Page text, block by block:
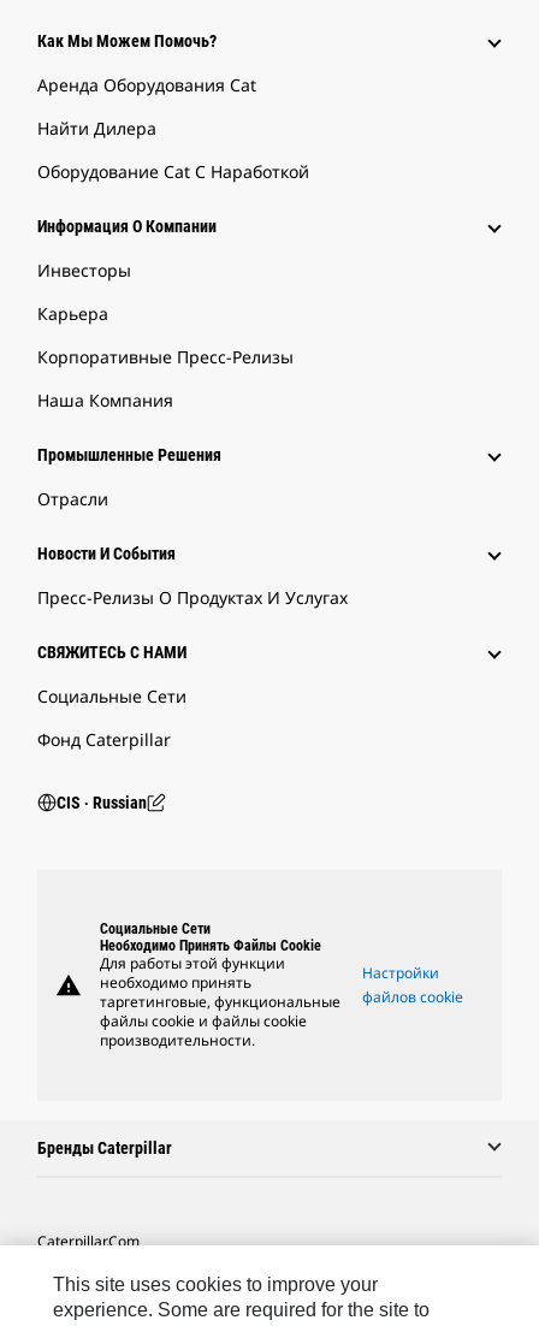
Как Мы Можем Помочь?
Аренда Оборудования Cat
Найти Дилера
Оборудование Cat С Наработкой
Информация О Компании
Инвесторы
Карьера
Корпоративные Пресс-Релизы
Наша Компания
Промышленные Решения
Отрасли
Новости И События
Пресс-Релизы О Продуктах И Услугах
СВЯЖИТЕСЬ С НАМИ
Социальные Сети
Фонд Caterpillar
CIS ‧ Russian
warning
Социальные Сети
Необходимо Принять Файлы Cookie
Для работы этой функции
необходимо принять
таргетинговые, функциональные
файлы cookie и файлы cookie
производительности.
Настройки
файлов cookie
Бренды Caterpillar
Caterpillar.com
Связаться С Caterpillar
Карта Сайта
This site uses cookies to improve your
experience. Some are required for the site to